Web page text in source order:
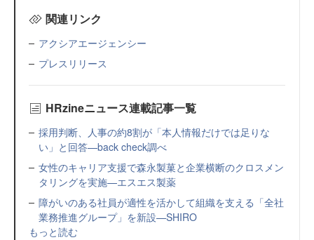
関連リンク
アクシアエージェンシー
プレスリリース
HRzineニュース連載記事一覧
採用判断、人事の約8割が「本人情報だけでは足りな
い」と回答—back check調べ
女性のキャリア支援で森永製菓と企業横断のクロスメン
タリングを実施—エスエス製薬
障がいのある社員が適性を活かして組織を支える「全社
業務推進グループ」を新設—SHIRO
もっと読む